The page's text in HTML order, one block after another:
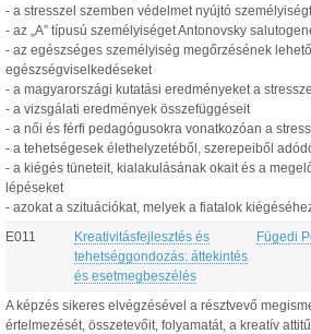
- a stresszel szemben védelmet nyújtó
- az „A” típusú személyiséget Antonovsky
- az egészséges személyiség megőrzésének
egészségviselkedéseket
- a magyarországi kutatási eredményeket a
- a vizsgálati eredmények összefüggéseit
- a női és férfi pedagógusokra vonatkozóan a
- a tehetségesek élethelyzetéből, szerepeiből
- a kiégés tüneteit, kialakulásának okait és a
lépéseket
- azokat a szituációkat, melyek a fiatalok
E011
Kreativitásfejlesztés és
tehetséggondozás: áttekintés
és esetmegbeszélés
Fügedi
A képzés sikeres elvégzésével a résztvevő
értelmezését, összetevőit, folyamatát, a kreatív